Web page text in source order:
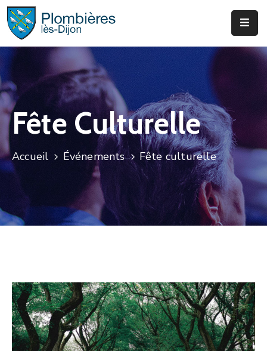
Municipalité
Services
Que
Faire
Infos
&
Fête Culturelle
Accueil Événements Fête culturelle